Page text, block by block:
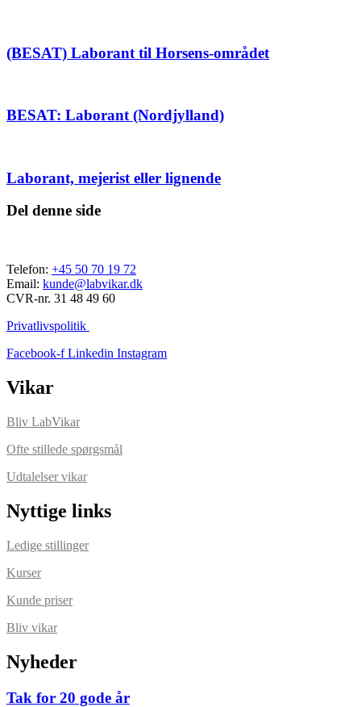
(BESAT) Laborant til Horsens-området
BESAT: Laborant (Nordjylland)
Laborant, mejerist eller lignende
Del denne side
Telefon: +45 50 70 19 72
Email: kunde@labvikar.dk
CVR-nr. 31 48 49 60
Privatlivspolitik
Facebook-f Linkedin Instagram
Vikar
Bliv LabVikar
Ofte stillede spørgsmål
Udtalelser vikar
Nyttige links
Ledige stillinger
Kurser
Kunde priser
Bliv vikar
Nyheder
Tak for 20 gode år